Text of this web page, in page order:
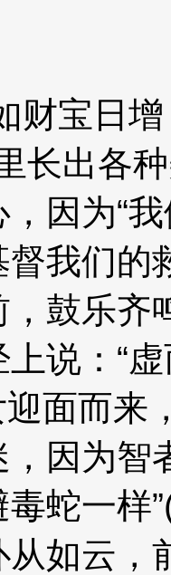
财宝日
长出各
因为“
我们的
鼓乐齐
说：“
面而来
因为智
毒蛇一样
如云，